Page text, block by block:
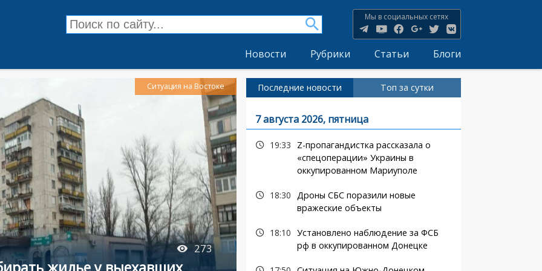
Мы в социальных сетях
Новости Рубрики Статьи Блоги
273
Ситуация на Востоке Последние новости Топ за сутки
7 августа 2026, пятница
19:33
Z-пропагандистка рассказала о
«спецоперации» Украины в
оккупированном Мариуполе
18:30 Дроны СБС поразили новые
вражеские объекты
18:10 Установлено наблюдение за ФСБ
рф в оккупированном Донецке